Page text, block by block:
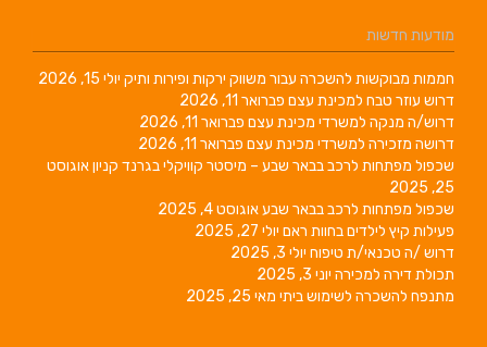
מודעות חדשות
חממות מבוקשות להשכרה עבור משווק ירקות ופירות ותיק יולי 15, 2026
דרוש עוזר טבח למכינת עצם פברואר 11, 2026
דרוש/ה מנקה למשרדי מכינת עצם פברואר 11, 2026
דרושה מזכירה למשרדי מכינת עצם פברואר 11, 2026
שכפול מפתחות לרכב בבאר שבע – מיסטר קוויקלי בגרנד קניוןאוגוסט
25, 2025
שכפול מפתחות לרכב בבאר שבעאוגוסט 4, 2025
פעילות קיץ לילדים בחוות ראם יולי 27, 2025
דרוש /ה טכנאי/ת טיפוח יולי 3, 2025
תכולת דירה למכירה יוני 3, 2025
מתנפח להשכרה לשימוש ביתי מאי 25, 2025